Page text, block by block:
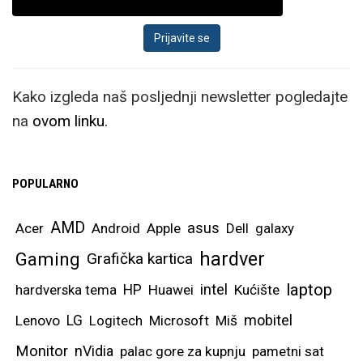
Kako izgleda naš posljednji newsletter pogledajte
na ovom linku.
POPULARNO
Acer AMD Android Apple asus Dell galaxy
Gaming Grafička kartica hardver
hardverska tema HP Huawei intel Kućište laptop
Lenovo LG Logitech Microsoft Miš mobitel
Monitor nVidia palac gore za kupnju pametni sat